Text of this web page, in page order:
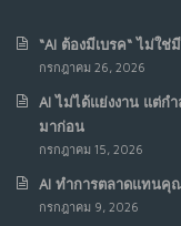
6
7
เมื่อรัฐบาลเ
ราชการไปตล
“AI ต้องมีเบรค“ ไม่ใช่
กรกฎาคม 26, 2026
AI ไม่ได้แย่งงาน แต่ก
มาก่อน
กรกฎาคม 15, 2026
AI ทำการตลาดแทนคุ
กรกฎาคม 9, 2026